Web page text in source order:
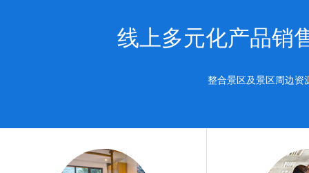
线上多元化产品销
整合景区及景区周边资